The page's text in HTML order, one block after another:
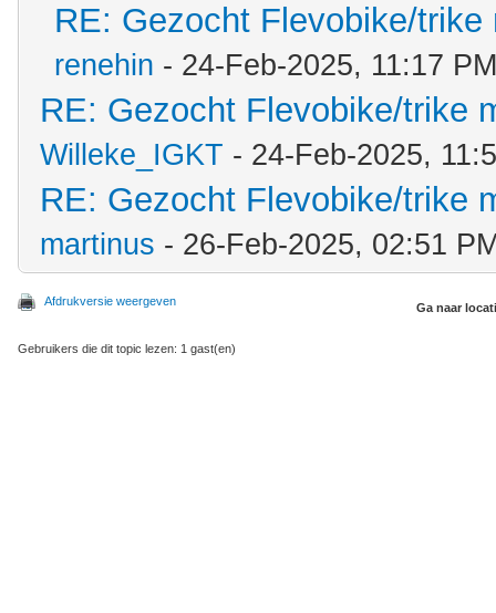
RE: Gezocht Flevobike/
renehin - 24-Feb-2025, 11:17 PM
RE: Gezocht Flevobike/trike
Willeke_IGKT - 24-Feb-2025,
RE: Gezocht Flevobike/trike
martinus - 26-Feb-2025, 02:51
Afdrukversie weergeven Ga naar
Gebruikers die dit topic lezen: 1 gast(en)